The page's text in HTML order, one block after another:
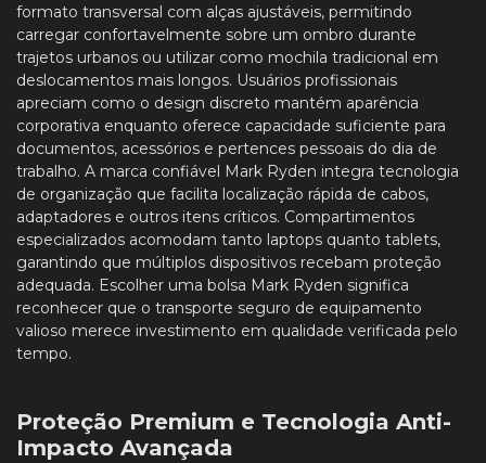
formato transversal com alças ajustáveis, permitindo
carregar confortavelmente sobre um ombro durante
trajetos urbanos ou utilizar como mochila tradicional em
deslocamentos mais longos. Usuários profissionais
apreciam como o design discreto mantém aparência
corporativa enquanto oferece capacidade suficiente para
documentos, acessórios e pertences pessoais do dia de
trabalho. A marca confiável Mark Ryden integra tecnologia
de organização que facilita localização rápida de cabos,
adaptadores e outros itens críticos. Compartimentos
especializados acomodam tanto laptops quanto tablets,
garantindo que múltiplos dispositivos recebam proteção
adequada. Escolher uma bolsa Mark Ryden significa
reconhecer que o transporte seguro de equipamento
valioso merece investimento em qualidade verificada pelo
tempo.
Proteção Premium e Tecnologia Anti-
Impacto Avançada